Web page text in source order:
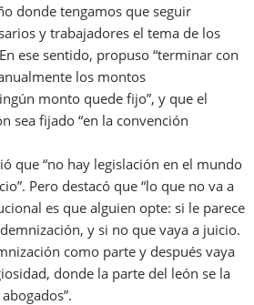
donde tengamos que seguir
y trabajadores el tema de los
ese sentido, propuso “terminar con
los montos
monto quede fijo”, y que el
sea fijado “en la convención
que “no hay legislación en el mundo
Pero destacó que “lo que no va a
es que alguien opte: si le parece
y si no que vaya a juicio.
como parte y después vaya
donde la parte del león se la